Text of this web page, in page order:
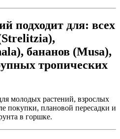
подходит для: всех
бананов (Musa),
тропических
молодых растений, взрослых
покупки, плановой пересадки и
в горшке.